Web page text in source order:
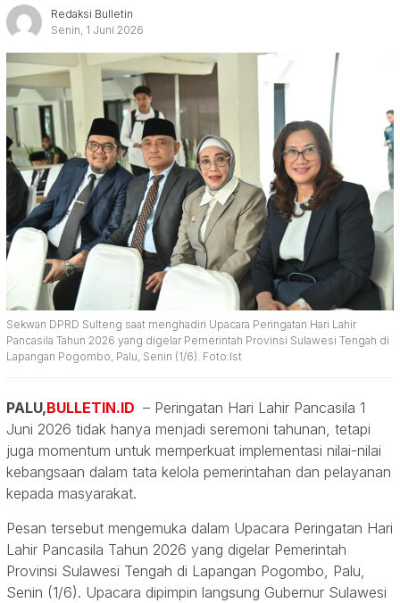
Redaksi Bulletin
Senin, 1 Juni 2026
Sekwan DPRD Sulteng saat menghadiri Upacara Peringatan Hari Lahir
Pancasila Tahun 2026 yang digelar Pemerintah Provinsi Sulawesi Tengah di
Lapangan Pogombo, Palu, Senin (1/6). Foto:Ist
PALU,BULLETIN.ID – Peringatan Hari Lahir Pancasila 1
Juni 2026 tidak hanya menjadi seremoni tahunan, tetapi
juga momentum untuk memperkuat implementasi nilai-nilai
kebangsaan dalam tata kelola pemerintahan dan pelayanan
kepada masyarakat.
Pesan tersebut mengemuka dalam Upacara Peringatan Hari
Lahir Pancasila Tahun 2026 yang digelar Pemerintah
Provinsi Sulawesi Tengah di Lapangan Pogombo, Palu,
Senin (1/6). Upacara dipimpin langsung Gubernur Sulawesi